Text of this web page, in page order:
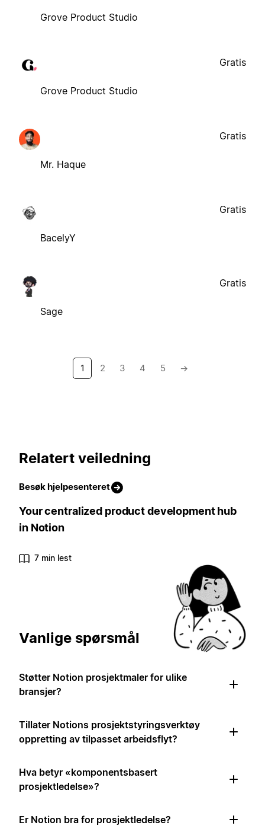
Grove Product Studio
Grove Product Studio
Gratis
Mr. Haque
Gratis
BacelyY
Gratis
Sage
Gratis
1 2 3 4 5 →
Relatert veiledning
Besøk hjelpesenteret
Your centralized product development hub
in Notion
7 min lest
Vanlige spørsmål
Støtter Notion prosjektmaler for ulike
bransjer?
Tillater Notions prosjektstyringsverktøy
oppretting av tilpasset arbeidsflyt?
Hva betyr «komponentsbasert
prosjektledelse»?
Er Notion bra for prosjektledelse?